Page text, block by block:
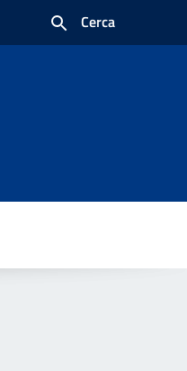
Cerca